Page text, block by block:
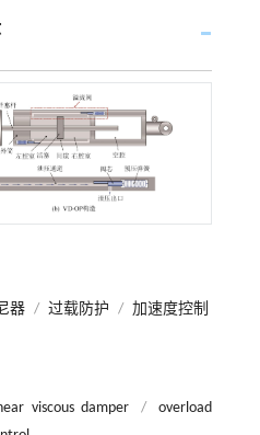
器 / 过载防护 / 加速度控制
viscous damper /
overload